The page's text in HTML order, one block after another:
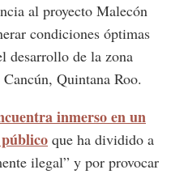
al proyecto Malecón
condiciones óptimas
desarrollo de la zona
Quintana Roo.
inmerso en un
que ha dividido a
ilegal” y por provocar